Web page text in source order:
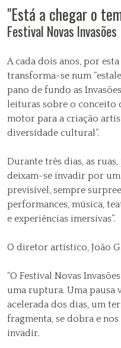
"Está a chegar o
Festival Novas Invasões
A cada dois anos, por
transforma-se num
pano de fundo as
leituras sobre o conceito
motor para a criação
diversidade cultural”.
Durante três dias, as
deixam-se invadir por
previsível, sempre
performances, música,
e experiências imersivas”.
O diretor artístico, João
“O Festival Novas
uma ruptura. Uma pausa
acelerada dos dias, um
fragmenta, se dobra e
invadir.